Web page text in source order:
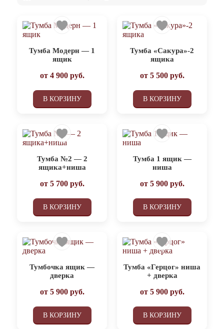
Тумба Модерн — 1
ящик
от 4 900руб.
В КОРЗИНУ
Тумба «Сакура»-2
ящика
от 5 500руб.
В КОРЗИНУ
Тумба №2 — 2
ящика+ниша
от 5 700руб.
В КОРЗИНУ
Тумба 1 ящик —
ниша
от 5 900руб.
В КОРЗИНУ
Тумбочка ящик —
дверка
от 5 900руб.
В КОРЗИНУ
Тумба «Герцог» ниша
+ дверка
от 5 900руб.
В КОРЗИНУ